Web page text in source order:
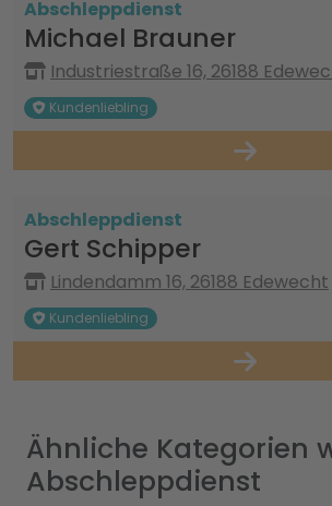
Abschleppdienst
Michael Brauner
Industriestraße 16, 26188
Kundenliebling
Abschleppdienst
Gert Schipper
Lindendamm 16, 26188 Edewecht
Kundenliebling
Ähnliche Kategorien
Abschleppdienst